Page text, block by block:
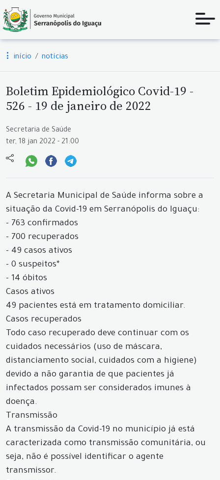
início notícias
Boletim Epidemiológico Covid-19 -
526 - 19 de janeiro de 2022
Secretaria de Saúde
ter, 18 jan 2022 - 21:00
A Secretaria Municipal de Saúde informa sobre a
situação da Covid-19 em Serranópolis do Iguaçu:
- 763 confirmados
- 700 recuperados
- 49 casos ativos
- 0 suspeitos*
- 14 óbitos
Casos ativos
49 pacientes está em tratamento domiciliar.
Casos recuperados
Todo caso recuperado deve continuar com os
cuidados necessários (uso de máscara,
distanciamento social, cuidados com a higiene)
devido a não garantia de que pacientes já
infectados possam ser considerados imunes à
doença.
Transmissão
A transmissão da Covid-19 no município já está
caracterizada como transmissão comunitária, ou
seja, não é possível identificar o agente
transmissor.